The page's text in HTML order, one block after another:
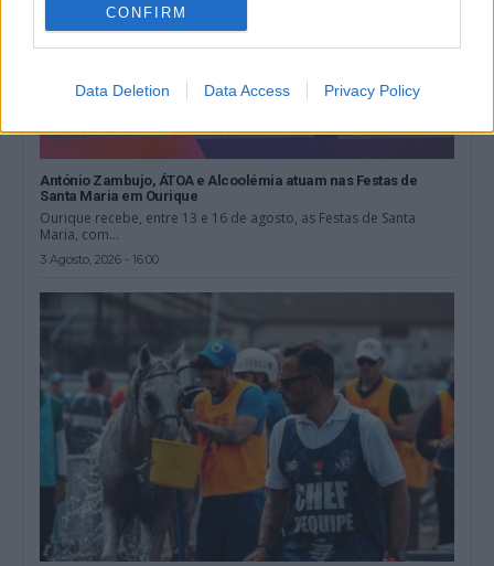
CONFIRM
Data Deletion Data Access Privacy Policy
António Zambujo, ÁTOA e Alcoolémia atuam nas Festas de
Santa Maria em Ourique
Ourique recebe, entre 13 e 16 de agosto, as Festas de Santa
Maria, com...
3 Agosto, 2026 - 16:00